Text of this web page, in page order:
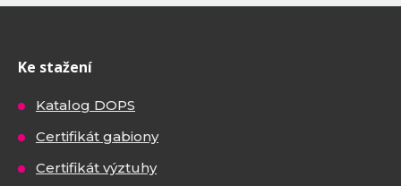
Ke stažení
Katalog DOPS
Certifikát gabiony
Certifikát výztuhy